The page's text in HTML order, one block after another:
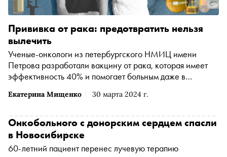
Екатерина Мищенко 30 марта 2024 г.
Прививка от рака: предотвратить нельзя
вылечить
Ученые-онкологи из петербургского НМИЦ имени
Петрова разработали вакцину от рака, которая имеет
эффективность 40% и помогает больным даже в
сообщили многие российские СМИ, в том числе Первый
какие виды вакцин от рака уже существуют, а каких
пока с нетерпением ждут пациенты и врачи
Онкобольного с донорским сердцем спасли
в Новосибирске
60-летний пациент перенес лучевую терапию